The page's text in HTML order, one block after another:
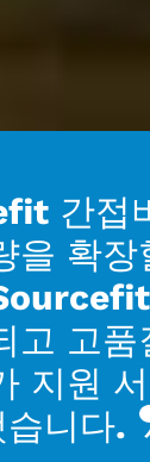
간접
을 확장
고 고품
지원
습니다.